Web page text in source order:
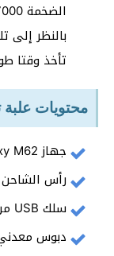
بالنظر إلى
تأخذ وقتا
محتويات علبة
جهاز Samsung Galaxy M62
رأس الشاحن
سلك USB من نوع Type C
دبوس